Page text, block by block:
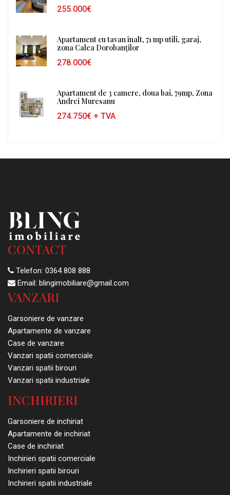
255.000€
Apartament cu tavan înalt, 71 mp utili, garaj,
zona Calea Dorobanților
278.000€
Apartament de 3 camere, doua bai, 79mp, Zona
Andrei Muresanu
274.750€ + TVA
CONTACT
Telefon: 0364 808 888
Email: blingimobiliare@gmail.com
VANZARI
Garsoniere de vanzare
Apartamente de vanzare
Case de vanzare
Vanzari spatii comerciale
Vanzari spatii birouri
Vanzari spatii industriale
INCHIRIERI
Garsoniere de inchiriat
Apartamente de inchiriat
Case de inchiriat
Inchirieri spatii comerciale
Inchirieri spatii birouri
Inchirieri spatii industriale